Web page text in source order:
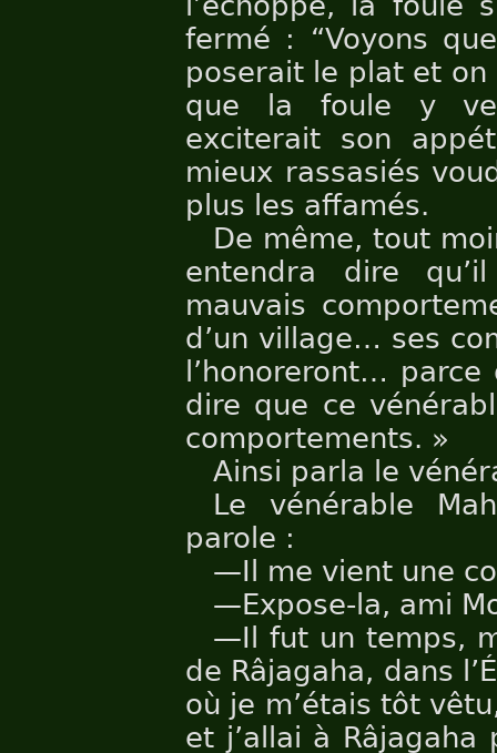
fermé : “Voyons
poserait le plat et on
que la foule y
exciterait son
mieux rassasiés
plus les affamés.
De même, tout
entendra dire
mauvais
d’un village… ses
l’honoreront…
dire que ce
comportements. »
Ainsi parla le
Le vénérable
parole :
—Il me vient une
—Expose-la, ami
—Il fut un temps,
de Râjagaha, dans
où je m’étais tôt
et j’allai à